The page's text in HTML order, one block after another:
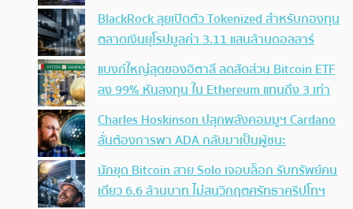
BlackRock ลุยเปิดตัว Tokenized สำหรับกองทุน
ตลาดเงินยุโรปมูลค่า 3.11 แสนล้านดอลลาร์
แบงก์ใหญ่สุดของอิตาลี ลดสัดส่วน Bitcoin ETF
ลง 99% หันลงทุน ใน Ethereum แทนถึง 3 เท่า
Charles Hoskinson ปลุกพลังคอมมูฯ Cardano
ลั่นต้องการพา ADA กลับมาเป็นผู้ชนะ
นักขุด Bitcoin สาย Solo เจอบล็อก รับทรัพย์คน
เดียว 6.6 ล้านบาท ไม่สนวิกฤตศรัทธาคริปโทฯ